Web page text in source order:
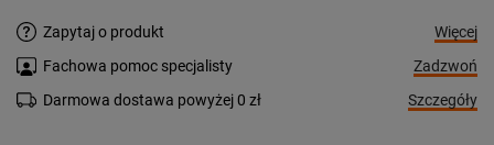
Zapytaj o produkt
Więcej
Fachowa pomoc specjalisty
Zadzwoń
Darmowa dostawa powyżej 0 zł
Szczegóły